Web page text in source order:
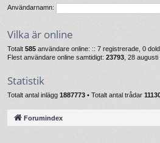
Användarnamn:
Vilka är online
Totalt 585 användare online: :: 7 registrerade, 0
Flest användare online samtidigt: 23793 , 28
Statistik
Totalt antal inlägg 1887773 • Totalt antal trådar
Forumindex